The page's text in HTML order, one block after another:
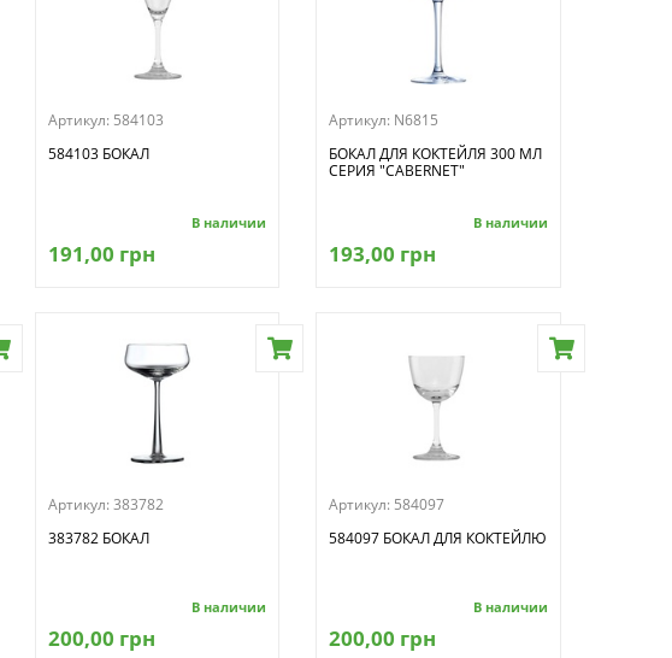
Артикул: 584103
584103 БОКАЛ
В наличии
191,00 грн
Артикул: N6815
БОКАЛ ДЛЯ КОКТЕЙЛЯ 300 МЛ
СЕРИЯ "CABERNET"
В наличии
193,00 грн
Артикул: 383782
383782 БОКАЛ
В наличии
200,00 грн
Артикул: 584097
584097 БОКАЛ ДЛЯ КОКТЕЙЛЮ
В наличии
200,00 грн